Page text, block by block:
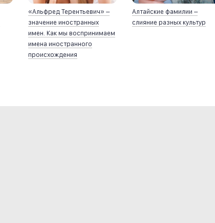
«Альфред Терентьевич» –
значение иностранных
имен. Как мы воспринимаем
имена иностранного
происхождения
Алтайские фамилии –
слияние разных культур